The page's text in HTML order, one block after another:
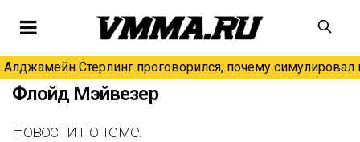
Алджамейн Стерлинг проговорился, почему симулировал
Флойд Мэйвезер
Новости по теме: